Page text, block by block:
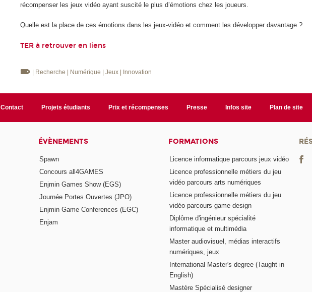
récompenser les jeux vidéo ayant suscité le plus d’émotions chez les joueurs.
Quelle est la place de ces émotions dans les jeux-vidéo et comment les développer davantage ?
TER à retrouver en liens
| Recherche | Numérique | Jeux | Innovation
Contact Projets étudiants Prix et récompenses Presse Infos site Plan de site
ÉVÈNEMENTS
Spawn
Concours all4GAMES
Enjmin Games Show (EGS)
Journée Portes Ouvertes (JPO)
Enjmin Game Conferences (EGC)
Enjam
FORMATIONS
Licence informatique parcours jeux vidéo
Licence professionnelle métiers du jeu
vidéo parcours arts numériques
Licence professionnelle métiers du jeu
vidéo parcours game design
Diplôme d'ingénieur spécialité
informatique et multimédia
Master audiovisuel, médias interactifs
numériques, jeux
International Master's degree (Taught in
English)
Mastère Spécialisé designer